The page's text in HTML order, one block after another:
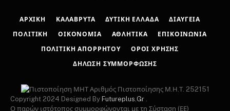
ΑΡΧΙΚΉ ΚΑΛΆΒΡΥΤΑ ΔΥΤΙΚΉ ΕΛΛΆΔΑ ΔΙΑΎΓΕΙΑ
ΠΟΛΙΤΙΚΉ ΟΙΚΟΝΟΜΊΑ ΑΘΛΗΤΙΚΆ ΕΠΙΚΟΙΝΩΝΊΑ
ΠΟΛΙΤΙΚΉ ΑΠΟΡΡΉΤΟΥ ΌΡΟΙ ΧΡΉΣΗΣ
ΔΉΛΩΣΗ ΣΥΜΜΌΡΦΩΣΗΣ
Αριθμός Πιστοποίησης Μ.Η.Τ. 252151
Copyright 2024 Designed By Futureplus.Gr
Ο παρών ιστότοπος συμμορφώνονται με τη Σύσταση (ΕΕ)